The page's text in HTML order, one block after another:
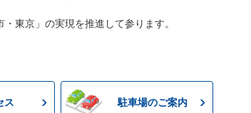
東京」の実現を推進して参ります。
ス 駐車場のご案内